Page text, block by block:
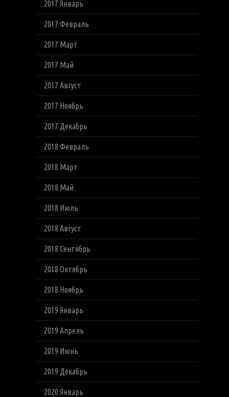
2017 Январь
2017 Февраль
2017 Март
2017 Май
2017 Август
2017 Ноябрь
2017 Декабрь
2018 Февраль
2018 Март
2018 Май
2018 Июль
2018 Август
2018 Сентябрь
2018 Октябрь
2018 Ноябрь
2019 Январь
2019 Апрель
2019 Июнь
2019 Декабрь
2020 Январь